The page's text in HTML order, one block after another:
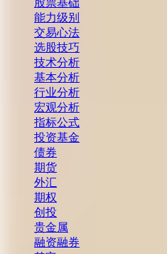
股票基础
能力级别
交易心法
选股技巧
技术分析
基本分析
行业分析
宏观分析
指标公式
投资基金
债券
期货
外汇
期权
创投
贵金属
融资融券